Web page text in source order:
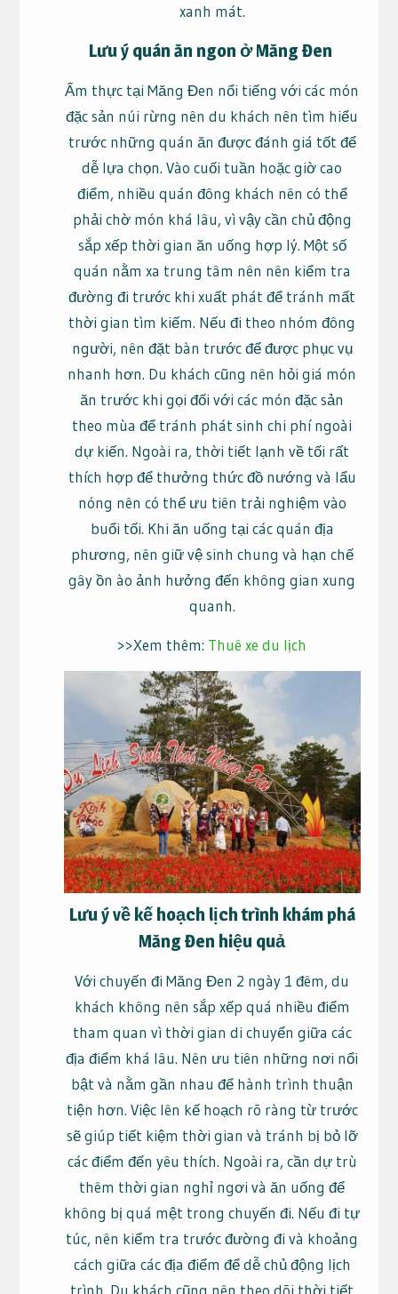
xanh mát.
Lưu ý quán ăn ngon ở Măng Đen
Ẩm thực tại Măng Đen nổi tiếng với các món
đặc sản núi rừng nên du khách nên tìm hiểu
trước những quán ăn được đánh giá tốt để
dễ lựa chọn. Vào cuối tuần hoặc giờ cao
điểm, nhiều quán đông khách nên có thể
phải chờ món khá lâu, vì vậy cần chủ động
sắp xếp thời gian ăn uống hợp lý. Một số
quán nằm xa trung tâm nên nên kiểm tra
đường đi trước khi xuất phát để tránh mất
thời gian tìm kiếm. Nếu đi theo nhóm đông
người, nên đặt bàn trước để được phục vụ
nhanh hơn. Du khách cũng nên hỏi giá món
ăn trước khi gọi đối với các món đặc sản
theo mùa để tránh phát sinh chi phí ngoài
dự kiến. Ngoài ra, thời tiết lạnh về tối rất
thích hợp để thưởng thức đồ nướng và lẩu
nóng nên có thể ưu tiên trải nghiệm vào
buổi tối. Khi ăn uống tại các quán địa
phương, nên giữ vệ sinh chung và hạn chế
gây ồn ào ảnh hưởng đến không gian xung
quanh.
>>Xem thêm: Thuê xe du lịch
Lưu ý về kế hoạch lịch trình khám phá
Măng Đen hiệu quả
Với chuyến đi Măng Đen 2 ngày 1 đêm, du
khách không nên sắp xếp quá nhiều điểm
tham quan vì thời gian di chuyển giữa các
địa điểm khá lâu. Nên ưu tiên những nơi nổi
bật và nằm gần nhau để hành trình thuận
tiện hơn. Việc lên kế hoạch rõ ràng từ trước
sẽ giúp tiết kiệm thời gian và tránh bị bỏ lỡ
các điểm đến yêu thích. Ngoài ra, cần dự trù
thêm thời gian nghỉ ngơi và ăn uống để
không bị quá mệt trong chuyến đi. Nếu đi tự
túc, nên kiểm tra trước đường đi và khoảng
cách giữa các địa điểm để dễ chủ động lịch
trình. Du khách cũng nên theo dõi thời tiết